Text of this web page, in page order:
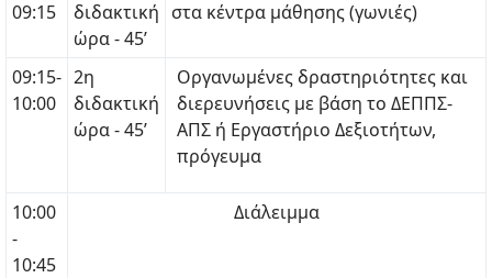
09:15
διδακτική
ώρα - 45’
στα κέντρα μάθησης (γωνιές)
09:15-
10:00
2η
διδακτική
ώρα - 45’
Οργανωμένες δραστηριότητες και
διερευνήσεις με βάση το ΔΕΠΠΣ-
ΑΠΣ ή Εργαστήριο Δεξιοτήτων,
πρόγευμα
10:00
-
10:45
Διάλειμμα